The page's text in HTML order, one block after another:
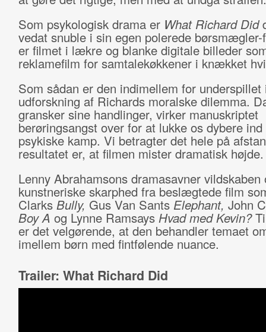
Som psykologisk drama er What Richard Did
vedat snuble i sin egen polerede
er filmet i lækre og blanke digitale billeder
reklamefilm for samtalekøkkener i knækket
Som sådan er den indimellem for underspillet
udforskning af Richards moralske dilemma.
gransker sine handlinger, virker manuskriptet
berøringsangst over for at lukke os dybere
psykiske kamp. Vi betragter det hele på
resultatet er, at filmen mister dramatisk højde.
Lenny Abrahamsons dramasavner vildskaben
kunstneriske skarphed fra beslægtede film
Clarks Bully, Gus Van Sants Elephant, John
Boy A og Lynne Ramsays Hvad med Kevin?
er det velgørende, at den behandler temaet
imellem børn med fintfølende nuance.
Trailer: What Richard Did